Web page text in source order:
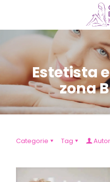
Estetista
zona
Categorie Tag